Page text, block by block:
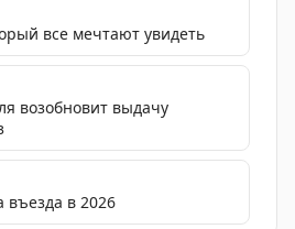
все мечтают увидеть
возобновит выдачу
в 2026